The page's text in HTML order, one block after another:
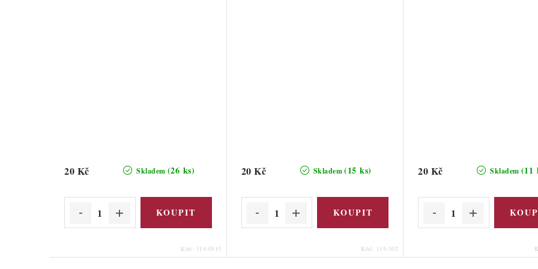
Skladem (26 ks)
20 Kč
Kód: 119-0515
Skladem(15 ks)
20 Kč
Kód: 119-502
Skladem (11
20 Kč